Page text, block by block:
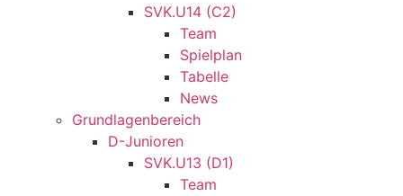
SVK.U14 (C2)
Team
Spielplan
Tabelle
News
Grundlagenbereich
D-Junioren
SVK.U13 (D1)
Team